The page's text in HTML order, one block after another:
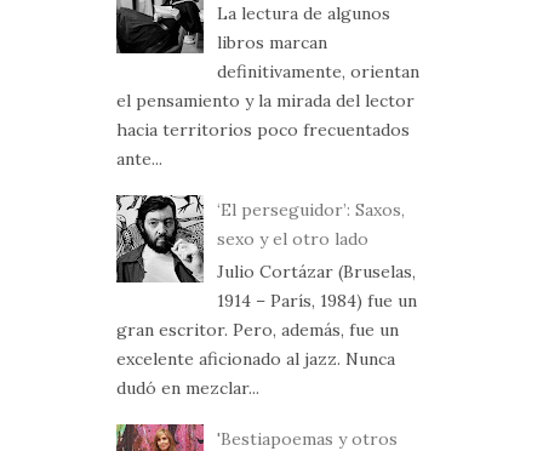
La lectura de algunos
libros marcan
definitivamente, orientan
el pensamiento y la mirada del lector
hacia territorios poco frecuentados
ante...
‘El perseguidor’: Saxos,
sexo y el otro lado
Julio Cortázar (Bruselas,
1914 – París, 1984) fue un
gran escritor. Pero, además, fue un
excelente aficionado al jazz. Nunca
dudó en mezclar...
'Bestiapoemas y otros